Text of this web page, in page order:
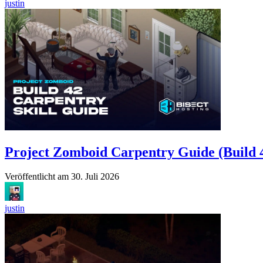
justin
Project Zomboid Carpentry Guide (Build
Veröffentlicht am 30. Juli 2026
justin